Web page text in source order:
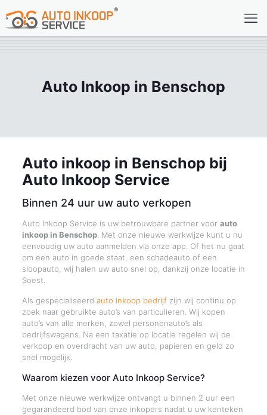
Auto Inkoop in Benschop
Auto inkoop in Benschop bij
Auto Inkoop Service
Binnen 24 uur uw auto verkopen
Auto Inkoop Service is uw betrouwbare partner voor auto
inkoop in Benschop. Met onze nieuwe werkwijze kunt u nu
eenvoudig uw auto aanmelden via onze app. Of het nu gaat
om een auto in goede staat, een schadeauto of een
sloopauto, wij halen uw auto snel op, dankzij onze locatie in
Soest.
Als gespecialiseerd auto inkoop bedrijfzijn wij continu op
zoek naar gebruikte auto’s van particulieren. Wij kopen
auto’s van alle merken, zowel personenauto’s als
bedrijfswagens. Na een taxatie op locatie regelen wij de
verkoop en overdracht van uw auto, papieren en geld zo
snel mogelijk.
Waarom kiezen voor Auto Inkoop Service?
Met onze nieuwe werkwijze ontvangt u binnen 2 uur een
gegarandeerd bod van onze inkopers nadat u uw kenteken